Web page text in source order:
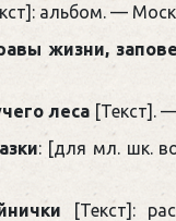
альбом. —
жизни,
леса [Текст].
: [для мл. шк.
[Текст]: